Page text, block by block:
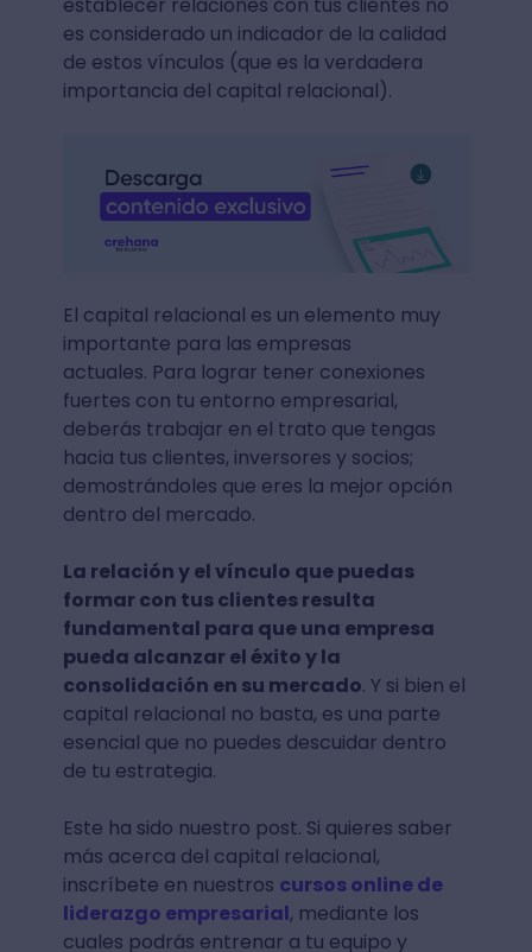
es considerado un indicador de la calidad
de estos vínculos (que es la verdadera
importancia del capital relacional).
El capital relacional es un elemento muy
importante para las empresas
actuales. Para lograr tener conexiones
fuertes con tu entorno empresarial,
deberás trabajar en el trato que tengas
hacia tus clientes, inversores y socios;
demostrándoles que eres la mejor opción
dentro del mercado.
La relación y el vínculo que puedas
formar con tus clientes resulta
fundamental para que una empresa
pueda alcanzar el éxito y la
consolidación en su mercado. Y si bien el
capital relacional no basta, es una parte
esencial que no puedes descuidar dentro
de tu estrategia.
Este ha sido nuestro post. Si quieres saber
más acerca del capital relacional,
inscríbete en nuestros cursos online de
liderazgo empresarial, mediante los
cuales podrás entrenar a tu equipo y